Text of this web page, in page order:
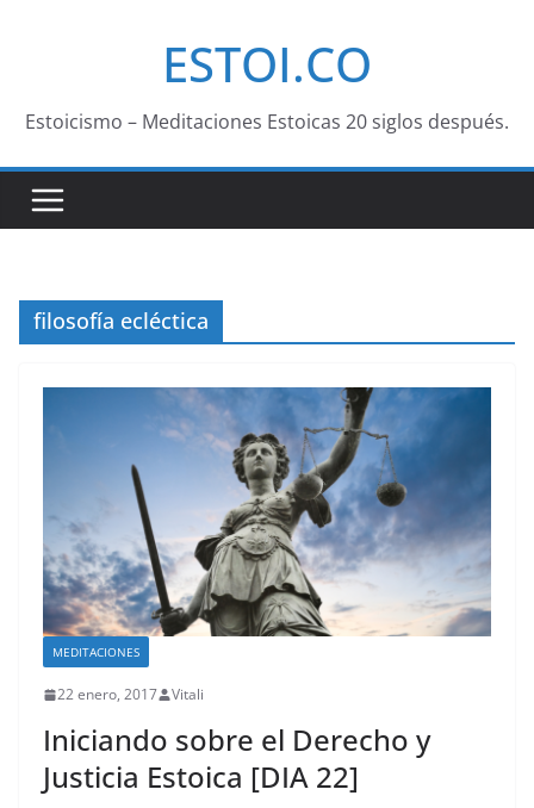
ESTOI.CO
Estoicismo – Meditaciones Estoicas 20 siglos después.
filosofía ecléctica
MEDITACIONES
22 enero, 2017 Vitali
Iniciando sobre el Derecho y
Justicia Estoica [DIA 22]